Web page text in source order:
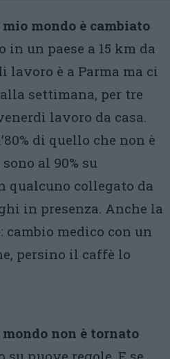
mondo è cambiato
in un paese a 15 km da
lavoro è a Parma ma ci
settimana, per tre
lavoro da casa.
di quello che non è
al 90% su
qualcuno collegato da
in presenza. Anche la
medico con un
persino il caffè lo
non è tornato